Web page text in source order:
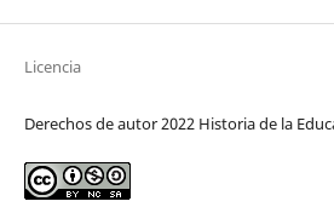
Licencia
Derechos de autor 2022 Historia de la